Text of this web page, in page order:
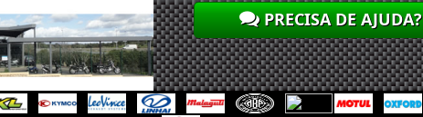
PRECISA DE AJUDA?